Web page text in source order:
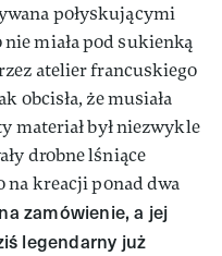
połyskującymi
miała pod sukienką
atelier francuskiego
obcisła, że musiała
materiał był niezwykle
drobne lśniące
na kreacji ponad dwa
zamówienie, a jej
legendarny już